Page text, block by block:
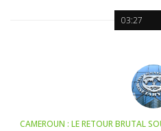
03:27
CAMEROUN : LE RETOUR BRUTAL